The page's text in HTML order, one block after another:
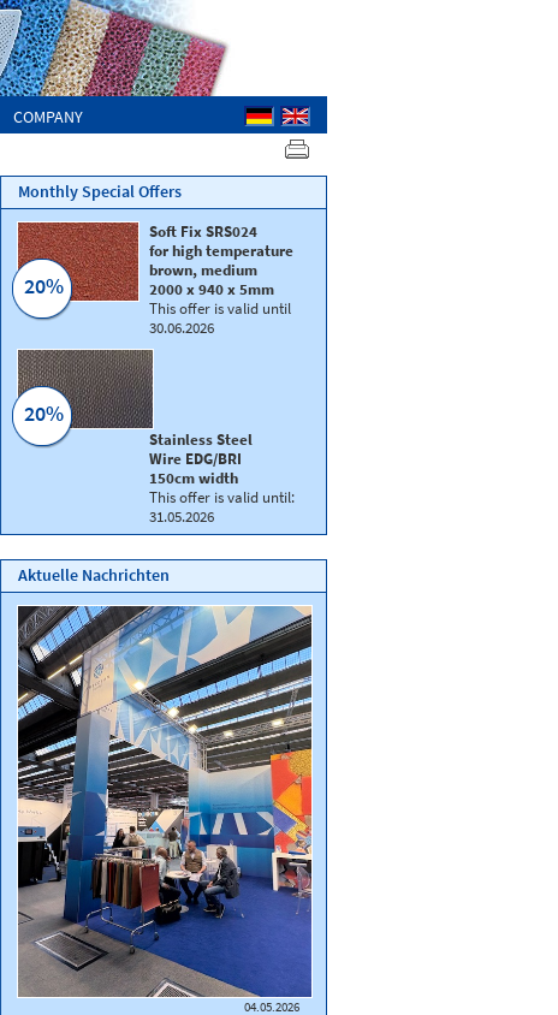
COMPANY
Monthly Special Offers
Soft Fix SRS024
for high temperature
brown, medium
2000 x 940 x 5mm
This offer is valid until
30.06.2026
20%
Stainless Steel
Wire EDG/BRI
150cm width
This offer is valid until:
31.05.2026
20%
Aktuelle Nachrichten
04.05.2026